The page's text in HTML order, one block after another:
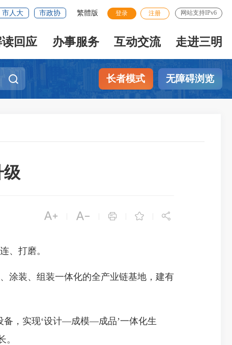
市人大 市政协 繁體版 登录 注册 网站支持IPv6
回应 办事服务 互动交流 走进三明
长者模式 无障碍浏览
级
    
、打磨。
装、组装一体化的全产业链基地，建有
，实现‘设计—成模—成品’一体化生